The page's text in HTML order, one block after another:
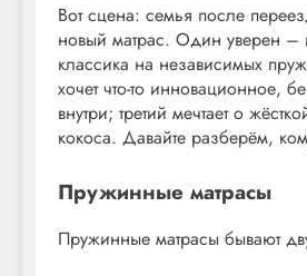
Вот сцена: семья после
новый матрас. Один уверен –
классика на независимых
хочет что-то инновационное,
внутри; третий мечтает о
кокоса. Давайте разберём,
Пружинные матрасы
Пружинные матрасы бывают